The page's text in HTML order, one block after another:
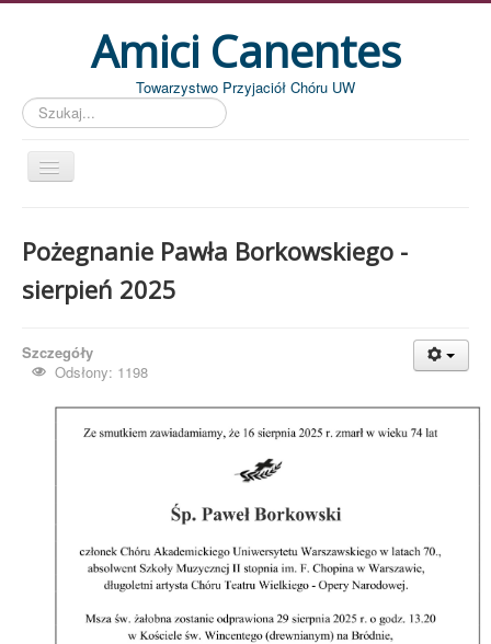
Amici Canentes
Towarzystwo Przyjaciół Chóru UW
Szukaj...
Aktualności
Wydarzenia
Piszemy
Pożegnania
Zdjęcia
O nas
Statut TPChUW
Kontakt
Pożegnanie Pawła Borkowskiego -
sierpień 2025
Szczegóły
Odsłony: 1198